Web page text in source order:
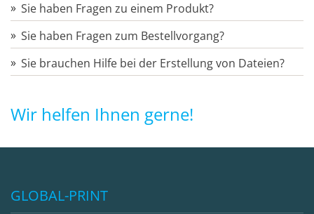
Sie haben Fragen zu einem Produkt?
Sie haben Fragen zum Bestellvorgang?
Sie brauchen Hilfe bei der Erstellung von Dateien?
Wir helfen Ihnen gerne!
GLOBAL-PRINT